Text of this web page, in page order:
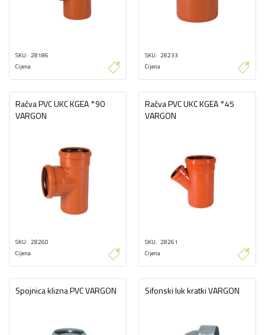
SKU 28186
Cijena
SKU 28233
Cijena
Račva PVC UKC KGEA °90
VARGON
SKU 28260
Cijena
Račva PVC UKC KGEA °45
VARGON
SKU 28261
Cijena
Spojnica klizna PVC VARGON Sifonski luk kratki VARGON